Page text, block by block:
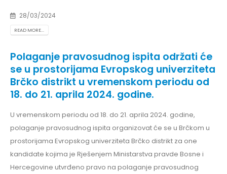
28/03/2024
READ MORE...
Polaganje pravosudnog ispita održati će
se u prostorijama Evropskog univerziteta
Brčko distrikt u vremenskom periodu od
18. do 21. aprila 2024. godine.
U vremenskom periodu od 18. do 21. aprila 2024. godine,
polaganje pravosudnog ispita organizovat će se u Brčkom u
prostorijama Evropskog univerziteta Brčko distrikt za one
kandidate kojima je Rješenjem Ministarstva pravde Bosne i
Hercegovine utvrđeno pravo na polaganje pravosudnog